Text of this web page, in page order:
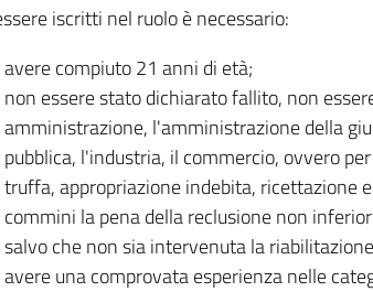
iscritti nel ruolo è necessario:
avere compiuto 21 anni di età;
non essere stato dichiarato fallito, non
amministrazione, l'amministrazione della
pubblica, l'industria, il commercio, ovvero
truffa, appropriazione indebita, ricettazione
commini la pena della reclusione non
salvo che non sia intervenuta la
avere una comprovata esperienza nelle